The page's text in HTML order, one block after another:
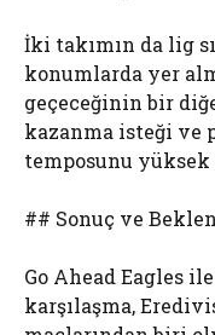
İki takımın da lig
konumlarda yer
geçeceğinin bir
kazanma isteği ve
temposunu
## Sonuç ve
Go Ahead Eagles
karşılaşma,